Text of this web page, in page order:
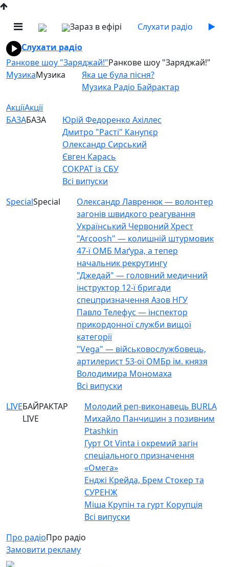
Зараз в ефірі
Слухати радіо
Слухати радіо
Ранкове шоу "Заряджай!"Ранкове шоу "Заряджай!"
МузикаМузика
Яка це була пісня?
Музика Радіо Байрактар
АкціїАкції
БАЗАБАЗА
Юрій Федоренко Ахіллес
Дмитро "Расті" Канупєр
Олександр Сирський
Євген Карась
СОКРАТ із СБУ
Всі випуски
SpecialSpecial
Олександр Лавренюк — волонтер
загонів швидкого реагування
Український Червоний Хрест
"Arcoosh" — колишній штурмовик
47-ї ОМБ Маґура, а тепер
начальник рекрутингу
"Джедай" — головний медичний
інструктор 12-ї бригади
спецпризначення Азов НГУ
Павло Телефус — інспектор
прикордонної служби вищої
категорії
"Vega" — військовослужбовець,
артилерист 53-ої ОМБр ім. князя
Володимира Мономаха
Всі випуски
LIVEБАЙРАКТАР
LIVE
Молодий реп-виконавець BURLA
Михайло Панчишин з позивним
Ptashkin
Гурт Ot Vinta і окремий загін
спеціального призначення
«Омега»
Енджі Крейда, Брем Стокер та
СУРЕНЖ
Міша Крупін та гурт Корупція
Всі випуски
Про радіоПро радіо
Замовити рекламу